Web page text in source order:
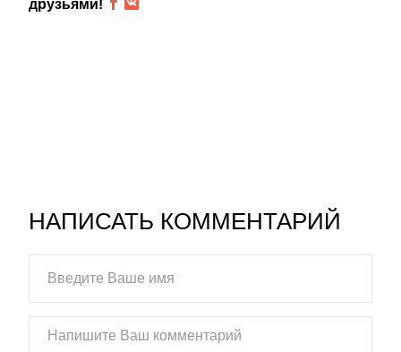
друзьями!
НАПИСАТЬ КОММЕНТАРИЙ